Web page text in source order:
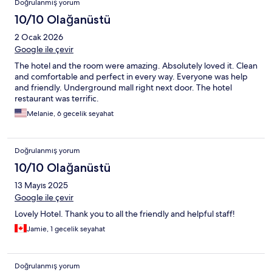
Doğrulanmış yorum
10/10 Olağanüstü
2 Ocak 2026
Google ile çevir
The hotel and the room were amazing. Absolutely loved it. Clean
and comfortable and perfect in every way. Everyone was help
and friendly. Underground mall right next door. The hotel
restaurant was terrific.
Melanie, 6 gecelik seyahat
Doğrulanmış yorum
10/10 Olağanüstü
13 Mayıs 2025
Google ile çevir
Lovely Hotel. Thank you to all the friendly and helpful staff!
Jamie, 1 gecelik seyahat
Doğrulanmış yorum